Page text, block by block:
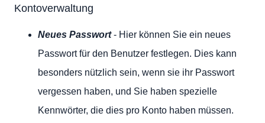
Kontoverwaltung
Neues Passwort- Hier können Sie ein neues
Passwort für den Benutzer festlegen. Dies kann
besonders nützlich sein, wenn sie ihr Passwort
vergessen haben, und Sie haben spezielle
Kennwörter, die dies pro Konto haben müssen.